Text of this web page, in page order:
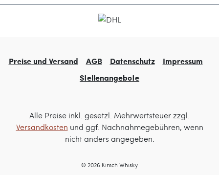
Preise und Versand AGB Datenschutz
Impressum
Stellenangebote
Alle Preise inkl. gesetzl. Mehrwertsteuer zzgl.
Versandkosten und ggf. Nachnahmegebühren, wenn
nicht anders angegeben.
© 2026 Kirsch Whisky